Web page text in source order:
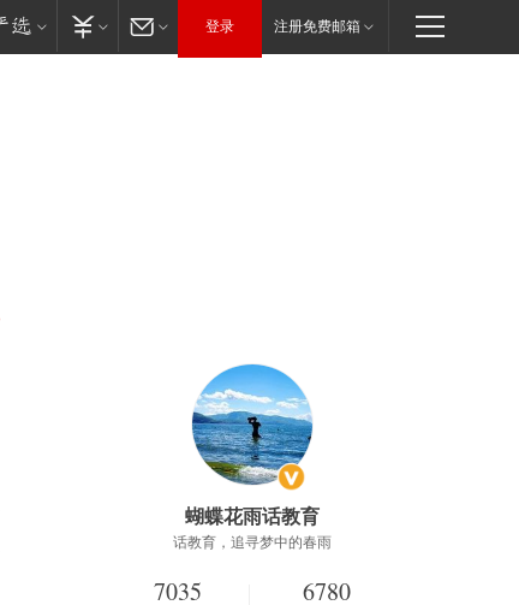
登录 注册免费邮箱
蝴蝶花雨话教育
话教育，追寻梦中的春雨
7035 6780